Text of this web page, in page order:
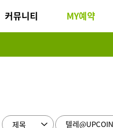
커뮤니티 MY예약